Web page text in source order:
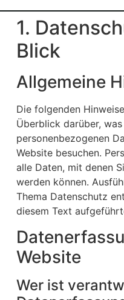
1.
Blick
Allgemeine
Die folgenden
Überblick darüber,
personenbezogenen
Website besuchen.
alle Daten, mit denen
werden können.
Thema Datenschutz
diesem Text
Website
Wer ist